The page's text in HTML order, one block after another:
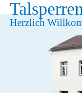
Herzlich